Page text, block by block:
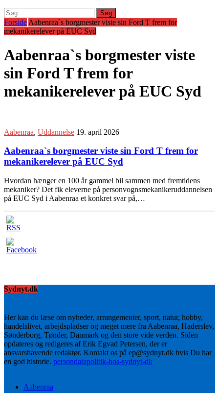
Søg
efter:
Forside Aabenraa`s borgmester viste sin Ford T frem for
mekanikerelever på EUC Syd
Aabenraa`s borgmester viste
sin Ford T frem for
mekanikerelever på EUC Syd
Aabenraa, Uddannelse 19. april 2026
Aabenraa`s borgmester viste sin Ford T frem for
mekanikerelever på EUC Syd
Hvordan hænger en 100 år gammel bil sammen med fremtidens
mekaniker? Det fik eleverne på personvognsmekanikeruddannelsen
på EUC Syd i Aabenraa et konkret svar på,…
Sydnyt.dk
Her kan du læse om nyheder, arrangementer, sport, natur, hobby,
handelslivet, arbejdspladser og meget mere fra Aabenraa, Haderslev,
Sønderborg, Tønder, Danmark og den store vide verden. Siden
opdateres og redigeres af Erik Egvad Petersen, der er
ansvarshavende redaktør. Kontakt os på ep@sydnyt.dk hvis Du har
en god historie. persondatapolitik-hos-sydnyt-dk
Aabenraa